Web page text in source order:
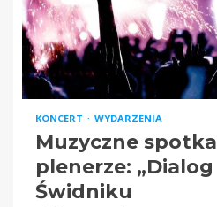
KONCERT WYDARZENIA
Muzyczne
plenerze:
Świdniku